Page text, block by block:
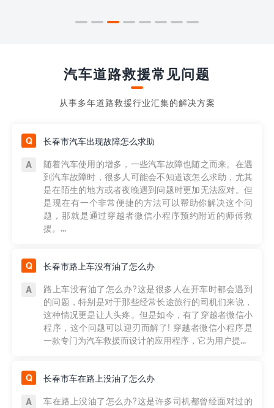
汽车道路救援常见问题
从事多年道路救援行业汇集的解决方案
长春市汽车出现故障怎么求助
随着汽车使用的增多，一些汽车故障也随之而来。在遇
到汽车故障时，很多人可能会不知道该怎么求助，尤其
是在陌生的地方或者夜晚遇到问题时更加无法应对。但
是现在有一个非常便捷的方法可以帮助你解决这个问
题，那就是通过穿越者微信小程序预约附近的师傅救
援。...
长春市路上车没有油了怎么办
路上车没有油了怎么办?这是很多人在开车时都会遇到
的问题，特别是对于那些经常长途旅行的司机们来说，
这种情况更是让人头疼。但是如今，有了穿越者微信小
程序，这个问题可以迎刃而解了! 穿越者微信小程序是
一款专门为汽车救援而设计的应用程序，它为用户提...
长春市车在路上没油了怎么办
车在路上没油了怎么办?这是许多司机都曾经面对过的